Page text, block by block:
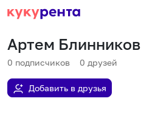
Артем Блинников
0 подписчиков 0 друзей
Добавить в друзья